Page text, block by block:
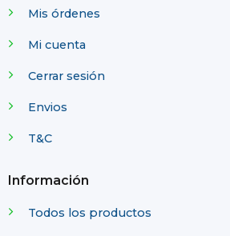
Mis órdenes
Mi cuenta
Cerrar sesión
Envios
T&C
Información
Todos los productos